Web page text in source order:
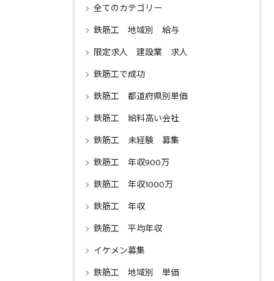
全てのカテゴリー
鉄筋工 地域別 給与
限定求人 建設業 求人
鉄筋工で成功
鉄筋工 都道府県別単価
鉄筋工 給料高い会社
鉄筋工 未経験 募集
鉄筋工 年収900万
鉄筋工 年収1000万
鉄筋工 年収
鉄筋工 平均年収
イケメン募集
鉄筋工 地域別 単価